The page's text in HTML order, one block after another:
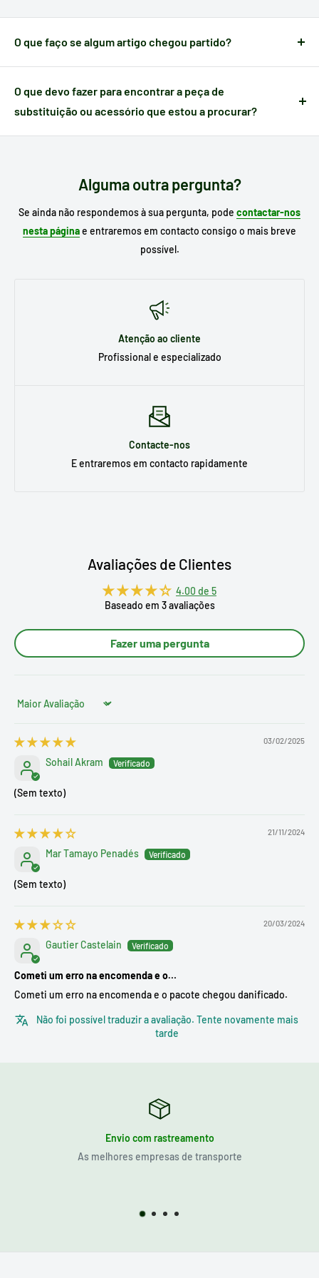
O que faço se algum artigo chegou partido?
Quando um artigo apresenta algum defeito causado no
transporte,
dispõe de 24 horas a partir do momento da
receção
para nos notificar e poder gerir a ocorrência.
O que devo fazer para encontrar a peça de
substituição ou acessório que estou a procurar?
Escreva no motor de busca do nosso site omodelo do seu
Alguma outra pergunta?
Se ainda não respondemos à sua pergunta, pode contactar-nos
nesta páginae entraremos em contacto consigo o mais breve
possível.
Atenção ao cliente
Profissional e especializado
Contacte-nos
E entraremos em contacto rapidamente
Avaliações de Clientes
4.00 de 5
Baseado em 3 avaliações
Fazer uma pergunta
Sort by
03/02/2025
Sohail Akram
(Sem texto)
21/11/2024
Mar Tamayo Penadés
(Sem texto)
20/03/2024
Gautier Castelain
Cometi um erro na encomenda e o…
Cometi um erro na encomenda e o pacote chegou danificado.
Não foi possível traduzir a avaliação. Tente novamente mais
tarde
Envio com rastreamento
As melhores empresas de transporte